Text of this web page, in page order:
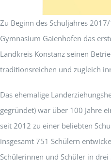
Zu Beginn des Schuljahres
Gymnasium Gaienhofen das
Landkreis Konstanz seinen
traditionsreichen und zugleich
Das ehemalige
gegründet) war über 100 Jahre
seit 2012 zu einer beliebten
insgesamt 751 Schülern
Schülerinnen und Schüler in